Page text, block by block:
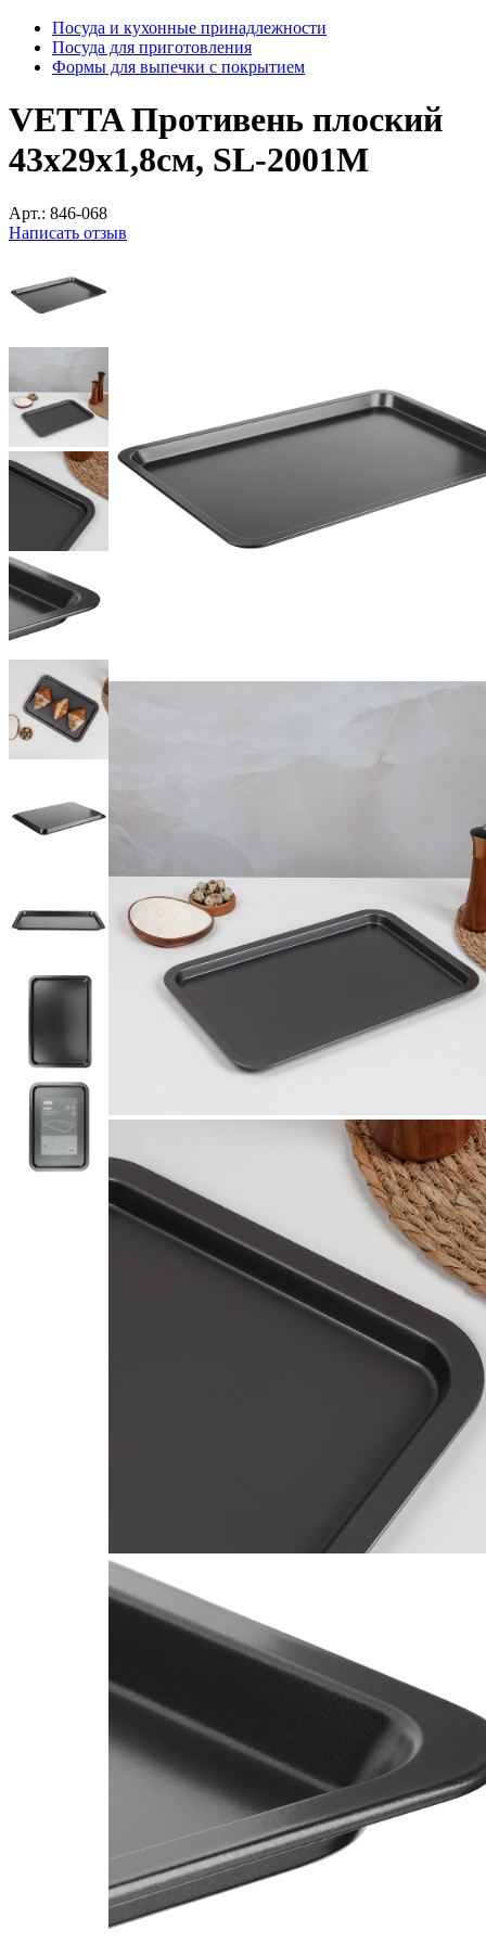
Посуда и кухонные принадлежности
Посуда для приготовления
Формы для выпечки с покрытием
VETTA Противень плоский
43x29x1,8см, SL-2001M
Арт.: 846-068
Написать отзыв